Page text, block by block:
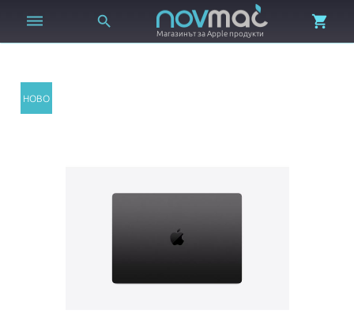
 
Магазинът за Apple продукти
